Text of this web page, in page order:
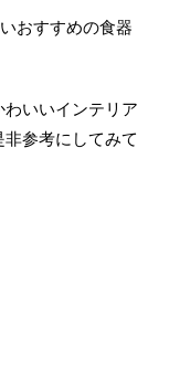
おすすめの食器
いいインテリア
参考にしてみて